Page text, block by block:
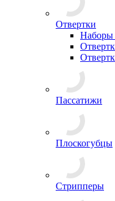
Отвертки
Наборы
Пассатижи
Плоскогубцы
Стрипперы